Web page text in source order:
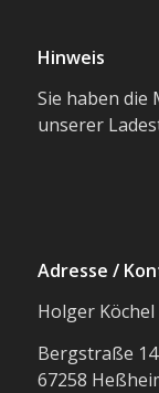
Hinweis
Sie haben die
unserer
Adresse /
Holger
Bergstraße 14
67258